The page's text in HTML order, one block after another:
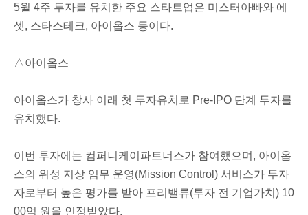
5월 4주 투자를 유치한 주요 스타트업은 미스터아빠와 에
셋, 스타스테크, 아이옵스 등이다.
△아이옵스
아이옵스가 창사 이래 첫 투자유치로 Pre-IPO 단계 투자를
유치했다.
이번 투자에는 컴퍼니케이파트너스가 참여했으며, 아이옵
스의 위성 지상 임무 운영(Mission Control) 서비스가 투자
자로부터 높은 평가를 받아 프리밸류(투자 전 기업가치) 10
00억 원을 인정받았다.